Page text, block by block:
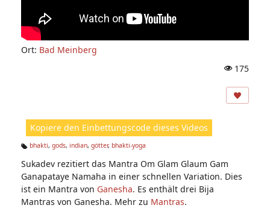
Ort: Bad Meinberg
ic
175
Kopiere den Einbettungscode dieses Videos
g
s:
bhakti, gods, indian, götter, bhakti-yoga
Sukadev rezitiert das Mantra Om Glam Glaum Gam
Ganapataye Namaha in einer schnellen Variation. Dies
ist ein Mantra von Ganesha. Es enthält drei Bija
Mantras von Ganesha. Mehr zu Mantras.